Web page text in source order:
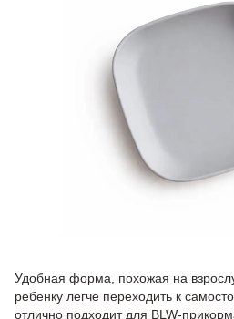
Удобная форма, похожая на
ребенку легче переходить к
отлично подходит для BLW-